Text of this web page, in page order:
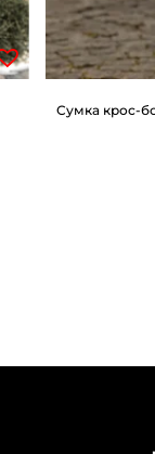
Сумка крос-